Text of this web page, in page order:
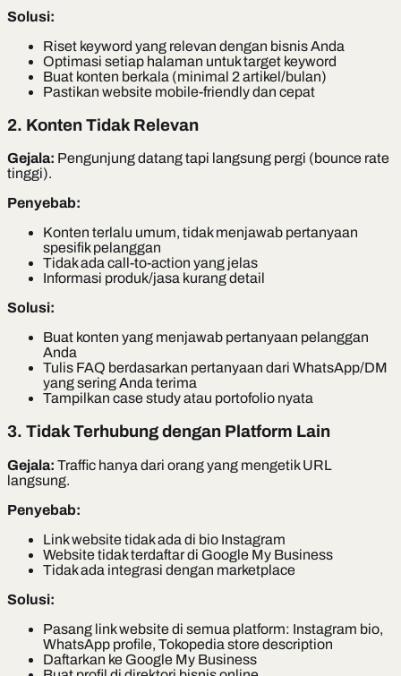
Solusi:
Riset keyword yang relevan dengan bisnis Anda
Optimasi setiap halaman untuk target keyword
Buat konten berkala (minimal 2 artikel/bulan)
Pastikan website mobile-friendly dan cepat
2. Konten Tidak Relevan
Gejala: Pengunjung datang tapi langsung pergi (bounce rate
tinggi).
Penyebab:
Konten terlalu umum, tidak menjawab pertanyaan
spesifik pelanggan
Tidak ada call-to-action yang jelas
Informasi produk/jasa kurang detail
Solusi:
Buat konten yang menjawab pertanyaan pelanggan
Anda
Tulis FAQ berdasarkan pertanyaan dari WhatsApp/DM
yang sering Anda terima
Tampilkan case study atau portofolio nyata
3. Tidak Terhubung dengan Platform Lain
Gejala: Traffic hanya dari orang yang mengetik URL
langsung.
Penyebab:
Link website tidak ada di bio Instagram
Website tidak terdaftar di Google My Business
Tidak ada integrasi dengan marketplace
Solusi:
Pasang link website di semua platform: Instagram bio,
WhatsApp profile, Tokopedia store description
Daftarkan ke Google My Business